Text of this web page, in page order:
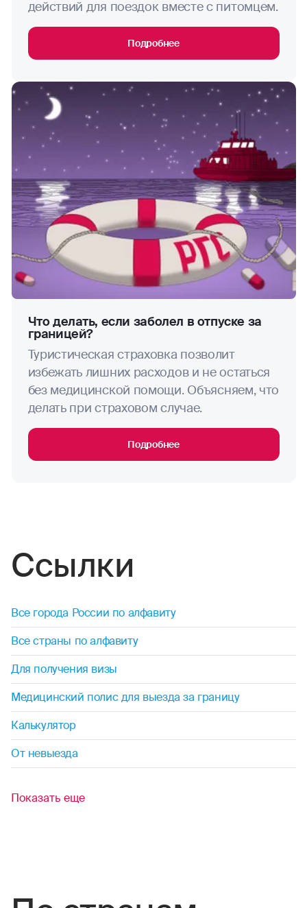
петанк
рафтинг
самбо
серфинг
сноубординг
скейтбординг
сквош
софтбол
стрельба (любая)
синхронное плавание
фигурное катание
футбол
флорбол
фристайл
действий для поездок вместе с питомцем.
Подробнее
Что делать, если заболел в отпуске за
границей?
Туристическая страховка позволит
избежать лишних расходов и не остаться
без медицинской помощи. Объясняем, что
делать при страховом случае.
Подробнее
Ссылки
Все города России по алфавиту
Все страны по алфавиту
Для получения визы
Медицинский полис для выезда за границу
Калькулятор
От невыезда
Показать еще